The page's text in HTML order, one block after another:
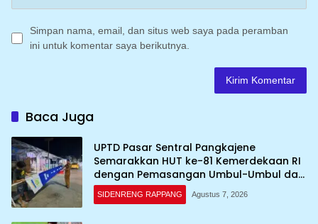
Simpan nama, email, dan situs web saya pada peramban
ini untuk komentar saya berikutnya.
Baca Juga
UPTD Pasar Sentral Pangkajene
Semarakkan HUT ke-81 Kemerdekaan RI
dengan Pemasangan Umbul-Umbul dan
Dekorasi Merah Putih
SIDENRENG RAPPANG Agustus 7, 2026